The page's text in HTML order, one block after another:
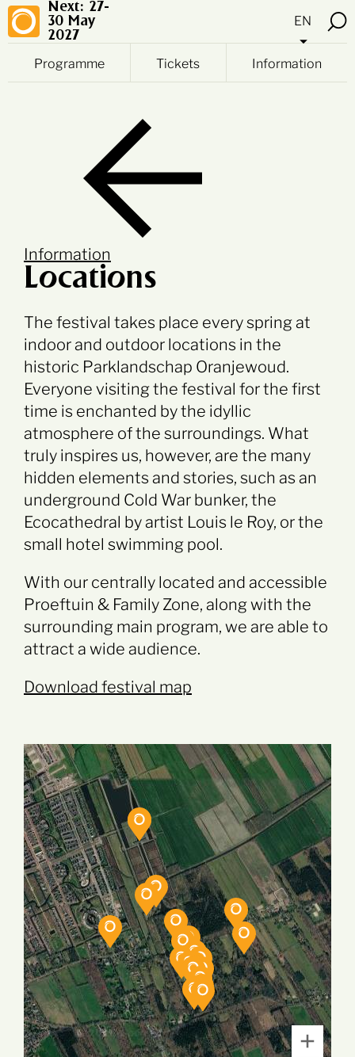
Next: 27-
30 May
2027
Programme Tickets Information
EN
Information
Locations
The festival takes place every spring at
indoor and outdoor locations in the
historic Parklandschap Oranjewoud.
Everyone visiting the festival for the first
time is enchanted by the idyllic
atmosphere of the surroundings. What
truly inspires us, however, are the many
hidden elements and stories, such as an
underground Cold War bunker, the
Ecocathedral by artist Louis le Roy, or the
small hotel swimming pool.
With our centrally located and accessible
Proeftuin & Family Zone, along with the
surrounding main program, we are able to
attract a wide audience.
Download festival map